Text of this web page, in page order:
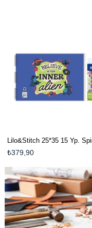
₺199,90